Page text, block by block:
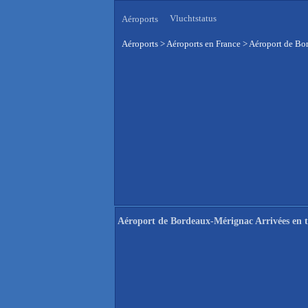
Aéroports Vluchtstatus
Aéroports >Aéroports en France >Aéroport de
Aéroport de Bordeaux-Mérignac Arrivées en